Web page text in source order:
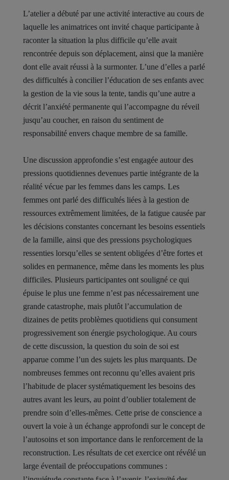
L’atelier a débuté par une activité interactive au cours de
laquelle les animatrices ont invité chaque participante à
raconter la situation la plus difficile qu’elle avait
rencontrée depuis son déplacement, ainsi que la manière
dont elle avait réussi à la surmonter. L’une d’elles a parlé
des difficultés à concilier l’éducation de ses enfants avec
la gestion de la vie sous la tente, tandis qu’une autre a
décrit l’anxiété permanente qui l’accompagne du réveil
jusqu’au coucher, en raison du sentiment de
responsabilité envers chaque membre de sa famille.
Une discussion approfondie s’est engagée autour des
pressions quotidiennes devenues partie intégrante de la
réalité vécue par les femmes dans les camps. Les
femmes ont parlé des difficultés liées à la gestion de
ressources extrêmement limitées, de la fatigue causée par
les décisions constantes concernant les besoins essentiels
de la famille, ainsi que des pressions psychologiques
ressenties lorsqu’elles se sentent obligées d’être fortes et
solides en permanence, même dans les moments les plus
difficiles. Plusieurs participantes ont souligné ce qui
épuise le plus une femme n’est pas nécessairement une
grande catastrophe, mais plutôt l’accumulation de
dizaines de petits problèmes quotidiens qui consument
progressivement son énergie psychologique. Au cours
de cette discussion, la question du soin de soi est
apparue comme l’un des sujets les plus marquants. De
nombreuses femmes ont reconnu qu’elles avaient pris
l’habitude de placer systématiquement les besoins des
autres avant les leurs, au point d’oublier totalement de
prendre soin d’elles-mêmes. Cette prise de conscience a
ouvert la voie à un échange approfondi sur le concept de
l’autosoins et son importance dans le renforcement de la
reconstruction. Les résultats de cet exercice ont révélé un
large éventail de préoccupations communes :